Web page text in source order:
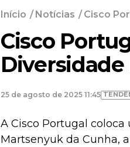
Início /Notícias / Cisco
Cisco
25 de agosto de 2025 11:45
A Cisco Portugal coloca
Martsenyuk da Cunha,